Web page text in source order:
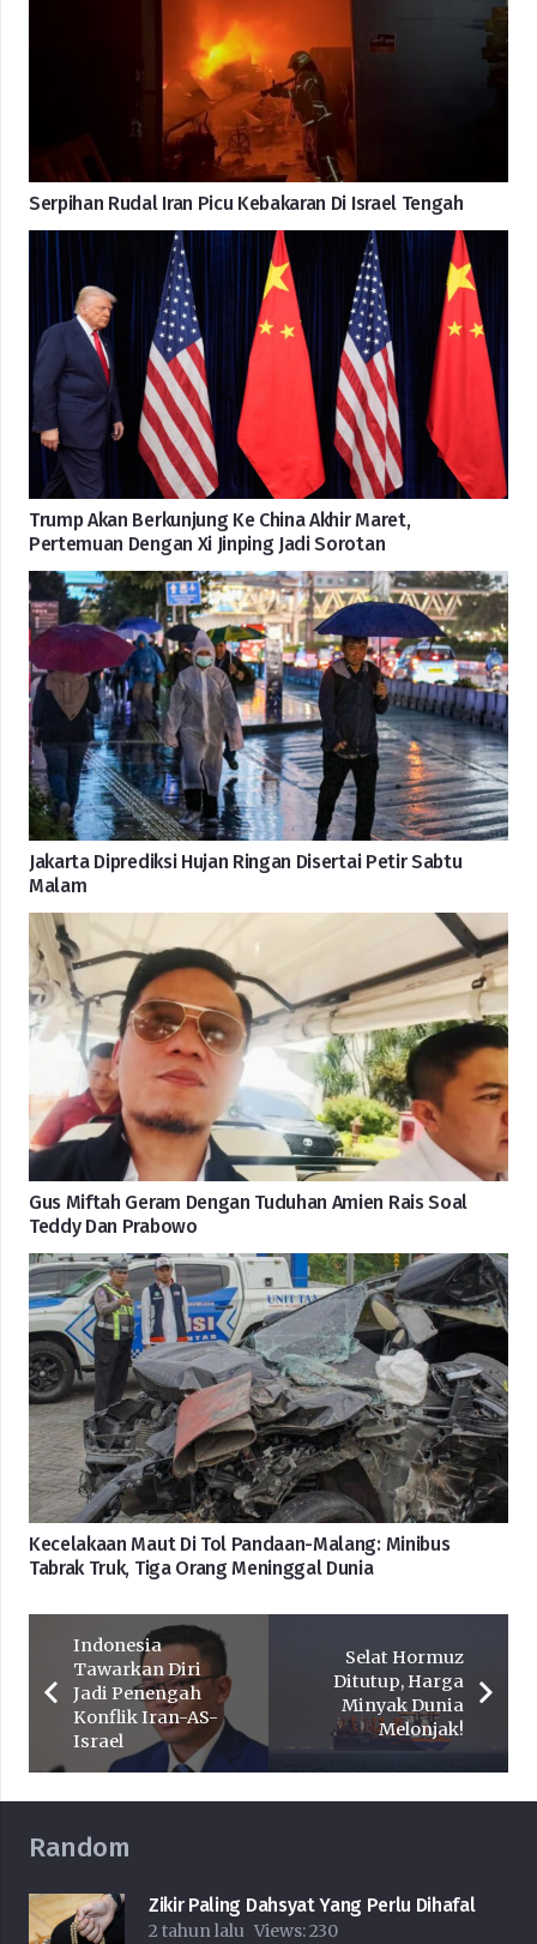
Serpihan Rudal Iran Picu Kebakaran Di Israel Tengah
Trump Akan Berkunjung Ke China Akhir Maret,
Pertemuan Dengan Xi Jinping Jadi Sorotan
Jakarta Diprediksi Hujan Ringan Disertai Petir Sabtu
Malam
Gus Miftah Geram Dengan Tuduhan Amien Rais Soal
Teddy Dan Prabowo
Kecelakaan Maut Di Tol Pandaan-Malang: Minibus
Tabrak Truk, Tiga Orang Meninggal Dunia
Indonesia
Tawarkan Diri
Jadi Penengah
Konflik Iran-AS-
Israel
Selat Hormuz
Ditutup, Harga
Minyak Dunia
Melonjak!
Random
Zikir Paling Dahsyat Yang Perlu Dihafal
2 tahun lalu Views:230